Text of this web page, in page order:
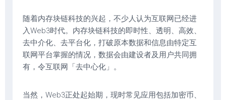
随着内存块链科技的兴起，不少人认为互联网已经进
入Web3时代。内存块链科技的即时性、透明、高效、
去中介化、去平台化，打破原本数据和信息由特定互
联网平台掌握的情况，数据会由建设者及用户共同拥
有，令互联网「去中心化」。
当然，Web3正处起始期，现时常见应用包括加密币、